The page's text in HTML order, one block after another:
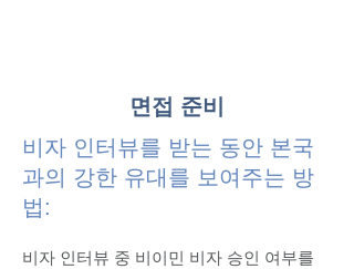
면접 준비
비자 인터뷰를 받는 동안 본국
과의 강한 유대를 보여주는 방
법:
비자 인터뷰 중 비이민 비자 승인 여부를